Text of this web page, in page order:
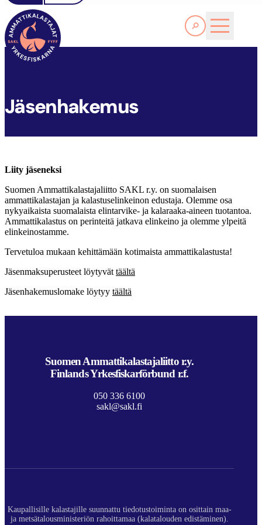
Lue lisää
SAKL
Jäsenhakemus
Liity jäseneksi
Suomen Ammattikalastajaliitto SAKL r.y. on suomalaisen
ammattikalastajan ja kalastuselinkeinon edustaja. Olemme osa
nykyaikaista suomalaista elintarvike- ja kalaraaka-aineen tuotantoa.
Ammattikalastus on perinteitä jatkava elinkeino ja olemme ylpeitä
elinkeinostamme.
Tervetuloa mukaan kehittämään kotimaista ammattikalastusta!
Jäsenmaksuperusteet löytyvät täältä
Jäsenhakemuslomake löytyy täältä
Suomen Ammattikalastajaliitto r.y.
Finlands Yrkesfiskarförbund r.f.
050 336 6100
sakl@sakl.fi
Kaupallisille kalastajille suunnattu tiedotustoiminta on osittain maa-
ja metsätalousministeriön rahoittamaa (kalatalouden edistäminen).